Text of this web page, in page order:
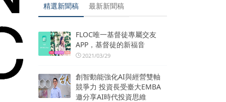
精選新聞稿 最新新聞稿
FLOC唯一基督徒專屬交友
APP，基督徒的新福音
2021/03/29
創智動能強化AI與經營雙軸
競爭力 投資長受臺大EMBA
邀分享AI時代投資思維